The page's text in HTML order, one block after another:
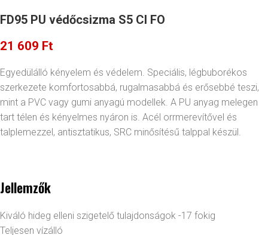
FD95 PU védőcsizma S5 CI FO
21 609 Ft
Egyedülálló kényelem és védelem. Speciális, légbuborékos
szerkezete komfortosabbá, rugalmasabbá és erősebbé teszi,
mint a PVC vagy gumi anyagú modellek. A PU anyag melegen
tart télen és kényelmes nyáron is. Acél orrmerevítővel és
talplemezzel, antisztatikus, SRC minősítésű talppal készül.
Jellemzők
Kiváló hideg elleni szigetelő tulajdonságok -17 fokig
Teljesen vízálló